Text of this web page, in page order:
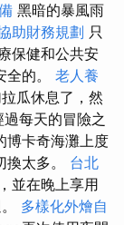
黑暗的暴風雨
助財務規劃 只
保健和公共安
的。 老人養
瓜休息了，然
過每天的冒險之
博卡奇海灘上度
太多。 台北
並在晚上享用
多樣化外燴自